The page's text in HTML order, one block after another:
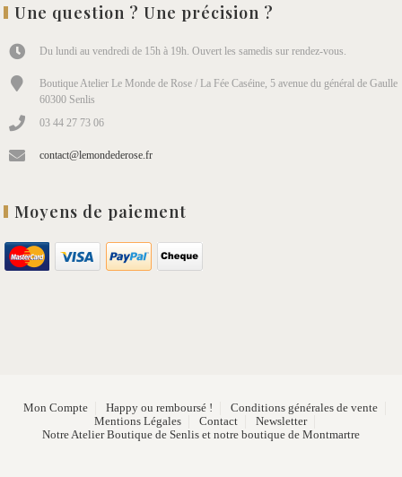
Une question ? Une précision ?
Du lundi au vendredi de 15h à 19h. Ouvert les samedis sur rendez-vous.
Boutique Atelier Le Monde de Rose / La Fée Caséine, 5 avenue du général de Gaulle
60300 Senlis
03 44 27 73 06
contact@lemondederose.fr
Moyens de paiement
Mon Compte Happy ou remboursé !
Conditions générales de vente
Mentions Légales
Contact
Newsletter
Notre Atelier Boutique de Senlis et notre boutique de Montmartre